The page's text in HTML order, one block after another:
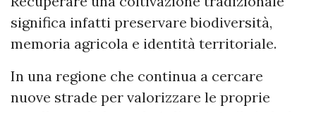
significa infatti preservare biodiversità,
memoria agricola e identità territoriale.
In una regione che continua a cercare
nuove strade per valorizzare le proprie